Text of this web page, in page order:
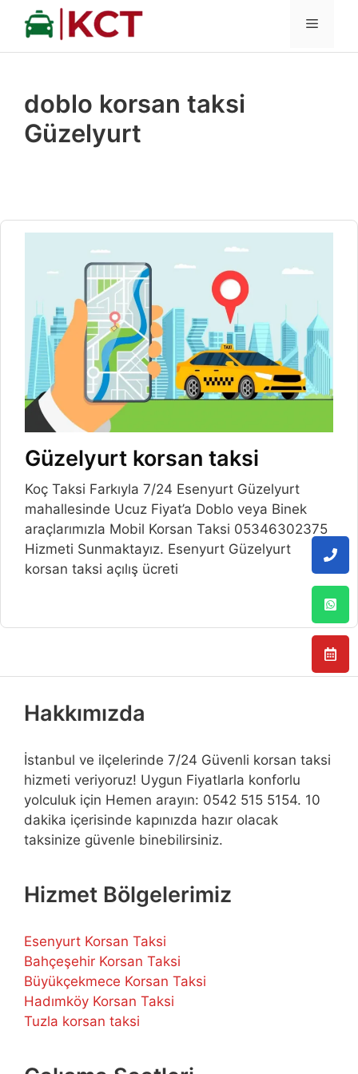
İçeriğe
MENÜ
doblo korsan taksi
Güzelyurt
Güzelyurt korsan taksi
Koç Taksi Farkıyla 7/24 Esenyurt Güzelyurt
mahallesinde Ucuz Fiyat’a Doblo veya Binek
araçlarımızla Mobil Korsan Taksi 05346302375
Hizmeti Sunmaktayız. Esenyurt Güzelyurt
korsan taksi açılış ücreti
Hakkımızda
İstanbul ve ilçelerinde 7/24 Güvenli korsan taksi
hizmeti veriyoruz! Uygun Fiyatlarla konforlu
yolculuk için Hemen arayın: 0542 515 5154. 10
dakika içerisinde kapınızda hazır olacak
taksinize güvenle binebilirsiniz.
Hizmet Bölgelerimiz
Esenyurt Korsan Taksi
Bahçeşehir Korsan Taksi
Büyükçekmece Korsan Taksi
Hadımköy Korsan Taksi
Tuzla korsan taksi